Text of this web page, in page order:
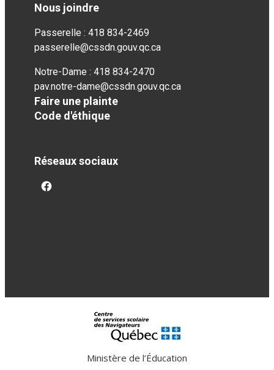
Nous joindre
Passerelle : 418 834-2469
passerelle@cssdn.gouv.qc.ca
Notre-Dame : 418 834-2470
pav.notre-dame@cssdn.gouv.qc.ca
Faire une plainte
Code d'éthique
Réseaux sociaux
facebook
Ministère de l’Éducation